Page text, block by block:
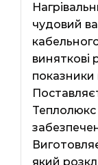
чудовий
виняткові
показники
Теплолюкс
який